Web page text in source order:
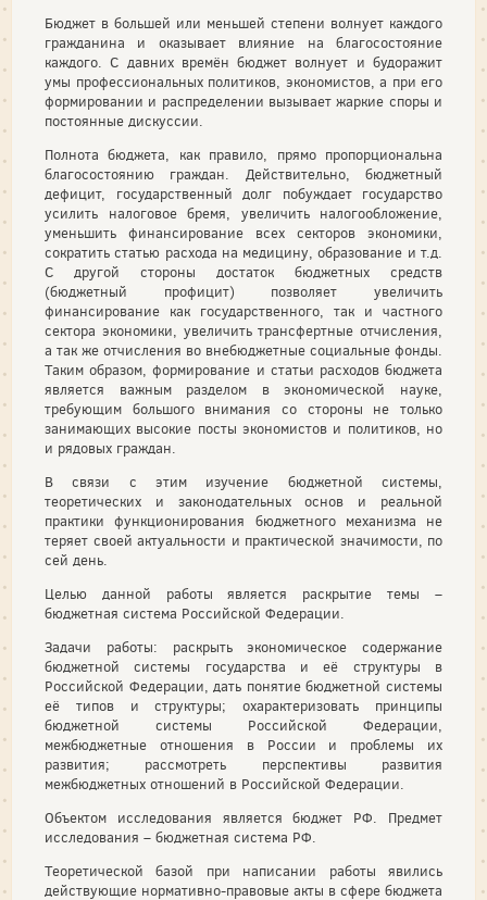
Бюджет в большей или меньшей степени волнует каждого
гражданина и оказывает влияние на благосостояние
каждого. С давних времён бюджет волнует и будоражит
умы профессиональных политиков, экономистов, а при его
формировании и распределении вызывает жаркие споры и
постоянные дискуссии.
Полнота бюджета, как правило, прямо пропорциональна
благосостоянию граждан. Действительно, бюджетный
дефицит, государственный долг побуждает государство
усилить налоговое бремя, увеличить налогообложение,
уменьшить финансирование всех секторов экономики,
сократить статью расхода на медицину, образование и т.д.
С другой стороны достаток бюджетных средств
(бюджетный профицит) позволяет увеличить
финансирование как государственного, так и частного
сектора экономики, увеличить трансфертные отчисления,
а так же отчисления во внебюджетные социальные фонды.
Таким образом, формирование и статьи расходов бюджета
является важным разделом в экономической науке,
требующим большого внимания со стороны не только
занимающих высокие посты экономистов и политиков, но
и рядовых граждан.
В связи с этим изучение бюджетной системы,
теоретических и законодательных основ и реальной
практики функционирования бюджетного механизма не
теряет своей актуальности и практической значимости, по
сей день.
Целью данной работы является раскрытие темы –
бюджетная система Российской Федерации.
Задачи работы: раскрыть экономическое содержание
бюджетной системы государства и её структуры в
Российской Федерации, дать понятие бюджетной системы
её типов и структуры; охарактеризовать принципы
бюджетной системы Российской Федерации,
межбюджетные отношения в России и проблемы их
развития; рассмотреть перспективы развития
межбюджетных отношений в Российской Федерации.
Объектом исследования является бюджет РФ. Предмет
исследования – бюджетная система РФ.
Теоретической базой при написании работы явились
действующие нормативно-правовые акты в сфере бюджета